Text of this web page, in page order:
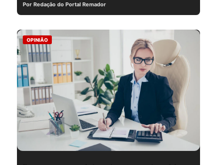
Por Redação do Portal Remador
OPINIÃO